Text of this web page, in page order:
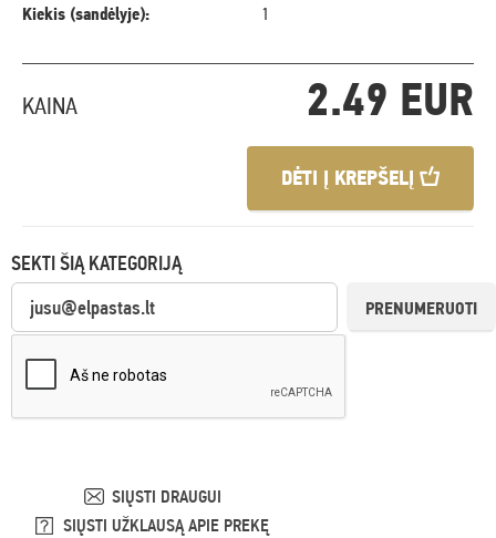
Kiekis (sandėlyje):
1
KAINA 2.49 EUR
DĖTI Į KREPŠELĮ
SEKTI ŠIĄ KATEGORIJĄ
PRENUMERUOTI
SIŲSTI DRAUGUI
SIŲSTI UŽKLAUSĄ APIE PREKĘ